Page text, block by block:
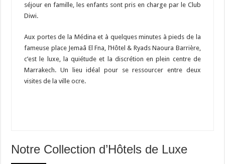
séjour en famille, les enfants sont pris en charge par le Club
Diwi.
Aux portes de la Médina et à quelques minutes à pieds de la
fameuse place Jemaâ El Fna, l’Hôtel & Ryads Naoura Barrière,
c’est le luxe, la quiétude et la discrétion en plein centre de
Marrakech. Un lieu idéal pour se ressourcer entre deux
visites de la ville ocre.
Notre Collection d’Hôtels de Luxe